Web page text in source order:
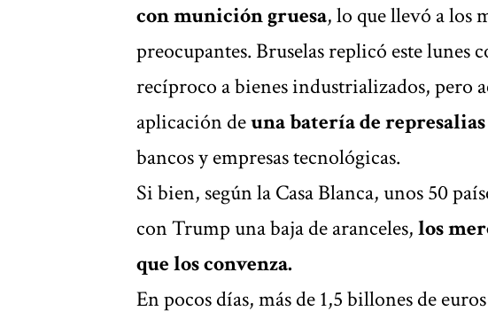
con munición gruesa, lo que llevó a los
preocupantes. Bruselas replicó este lunes
recíproco a bienes industrializados, pero
aplicación deuna batería de represalias
bancos y empresas tecnológicas.
Si bien, según la Casa Blanca, unos 50
con Trump una baja de aranceles,los
que los convenza.
En pocos días, más de 1,5 billones de